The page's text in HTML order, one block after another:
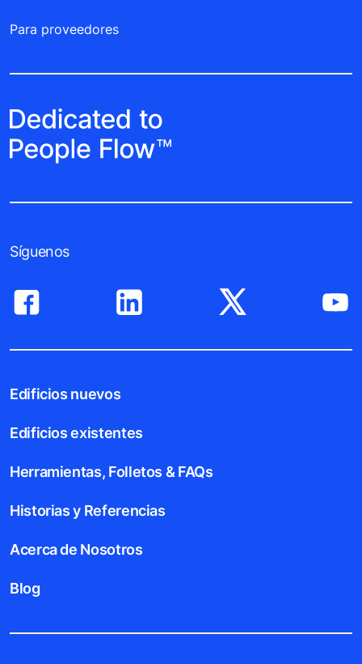
Para proveedores
Síguenos
Edificios nuevos
Edificios existentes
Herramientas, Folletos & FAQs
Historias y Referencias
Acerca de Nosotros
Blog